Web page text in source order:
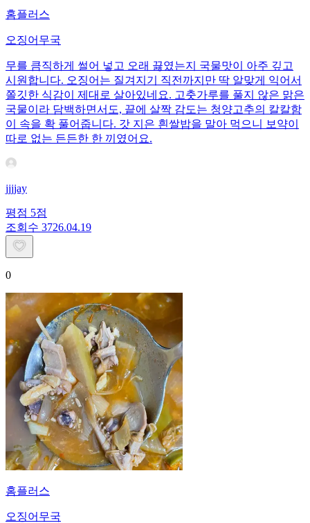
홈플러스
오징어무국
무를 큼직하게 썰어 넣고 오래 끓였는지 국물맛이 아주 깊고
시원합니다. 오징어는 질겨지기 직전까지만 딱 알맞게 익어서
쫄깃한 식감이 제대로 살아있네요. 고춧가루를 풀지 않은 맑은
국물이라 담백하면서도, 끝에 살짝 감도는 청양고추의 칼칼함
이 속을 확 풀어줍니다. 갓 지은 흰쌀밥을 말아 먹으니 보약이
따로 없는 든든한 한 끼였어요.
jjjjay
평점 5점
조회수 3726.04.19
0
홈플러스
오징어무국